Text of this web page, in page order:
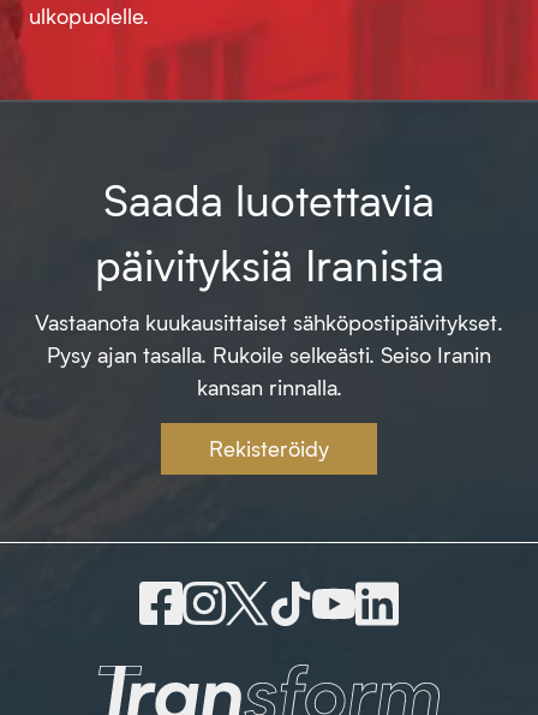
ulkopuolelle.
Saada luotettavia
päivityksiä Iranista
Vastaanota kuukausittaiset sähköpostipäivitykset.
Pysy ajan tasalla. Rukoile selkeästi. Seiso Iranin
kansan rinnalla.
Rekisteröidy